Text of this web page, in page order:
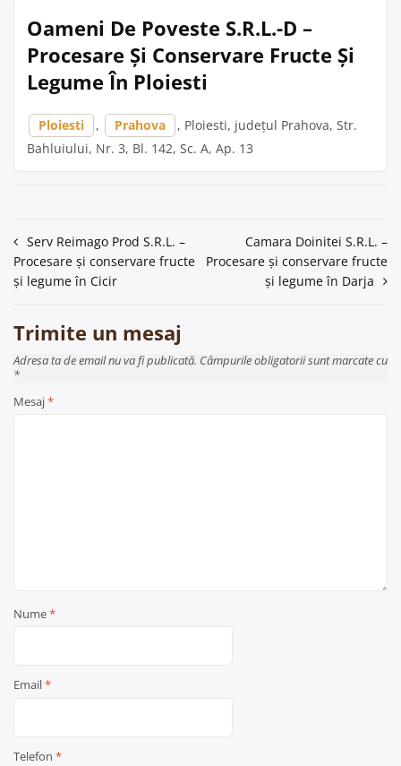
Oameni De Poveste S.R.L.-D –
Procesare Și Conservare Fructe Și
Legume În Ploiesti
Ploiesti , Prahova
, Ploiesti, județul Prahova, Str.
Bahluiului, Nr. 3, Bl. 142, Sc. A, Ap. 13
Navigare
în
Serv Reimago Prod S.R.L. –
Procesare și conservare fructe
și legume în Cicir
Camara Doinitei S.R.L. –
Procesare și conservare fructe
și legume în Darja
Trimite un mesaj
Adresa ta de email nu va fi publicată. Câmpurile obligatorii sunt marcate cu
*
Mesaj*
Nume*
Email*
Telefon *